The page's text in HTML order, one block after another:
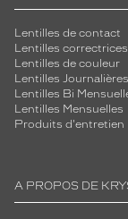
Lentilles de contact
Lentilles correctrices
Lentilles de couleur
Lentilles Journalières
Lentilles Bi
Lentilles Mensuelles
Produits d'entretien
A PROPOS DE